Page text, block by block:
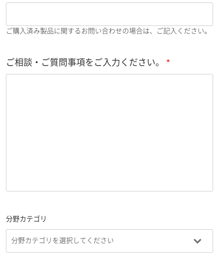
ご購入済み製品に関するお問い合わせの場合は、ご記入ください。
ご相談・ご質問事項をご入力ください。
分野カテゴリ